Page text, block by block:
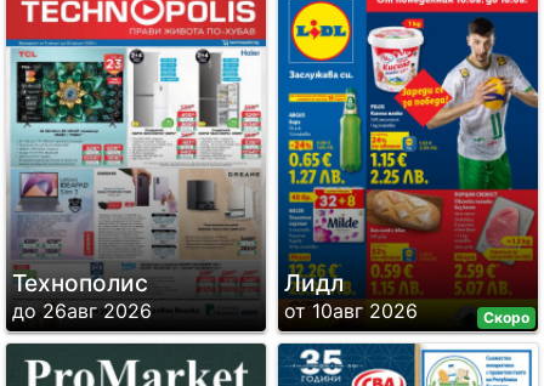
Технополис
до 26авг 2026 Скоро
Лидл
от 10авг 2026